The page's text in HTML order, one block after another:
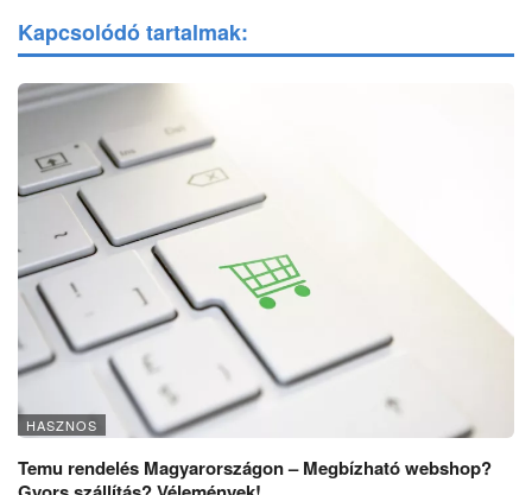
Kapcsolódó tartalmak:
HASZNOS
Temu rendelés Magyarországon – Megbízható webshop?